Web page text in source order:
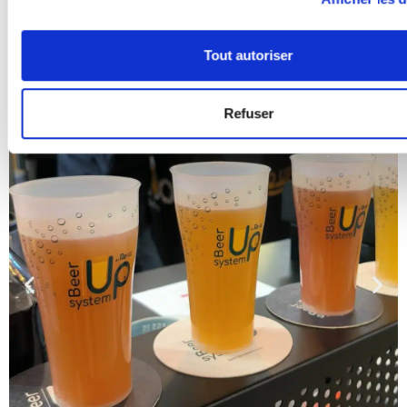
Tout autoriser
Refuser
couleur(s). Un accompagnement personnalisé de la part de
notre équipe de graphistes.
Pour plus d’informations, n’hésitez pas ànous contacter